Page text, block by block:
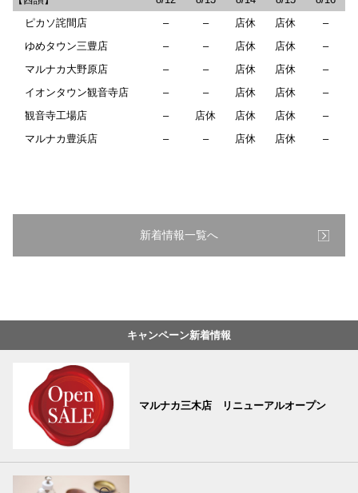
ピカソ詫間店
– – 店休 店休
–
ゆめタウン三豊店
– – 店休 店休
–
マルナカ大野原店
– – 店休 店休
–
イオンタウン観音寺店
– – 店休 店休
–
観音寺工場店
– 店休 店休 店休
–
マルナカ豊浜店
– – 店休 店休 –
新着情報一覧へ
キャンペーン新着情報
マルナカ三木店 リニューアルオープン